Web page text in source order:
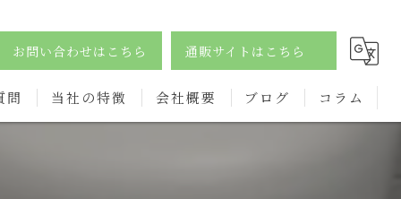
お問い合わせはこちら 通販サイトはこちら
問 当社の特徴 会社概要 ブログ コラム